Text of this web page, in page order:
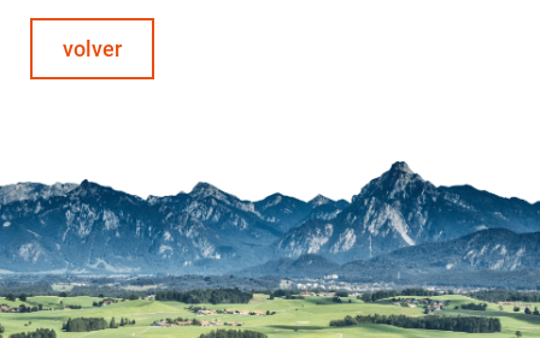
volver